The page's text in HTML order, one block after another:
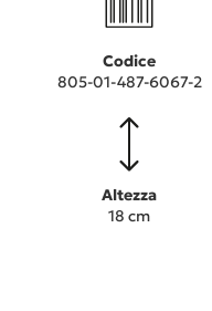
Codice
805-01-487-6067-2
Altezza
18 cm